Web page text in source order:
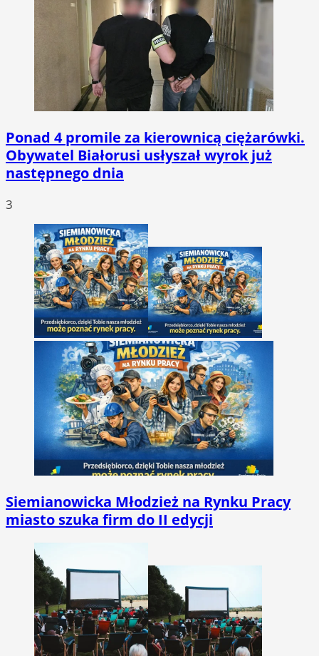
Ponad 4 promile za kierownicą ciężarówki.
Obywatel Białorusi usłyszał wyrok już
następnego dnia
3
Siemianowicka Młodzież na Rynku Pracy
miasto szuka firm do II edycji